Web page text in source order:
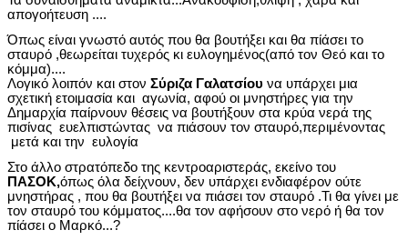
απογοήτευση ....
Όπως είναι γνωστό αυτός που θα βουτήξει και θα πίάσει το
σταυρό ,θεωρείται τυχερός κι ευλογημένος(από τον Θεό και το
κόμμα)....
Λογικό λοιπόν και στον Σύριζα Γαλατσίου να υπάρχει μια
σχετική ετοιμασία και αγωνία, αφού οι μνηστήρες για την
Δημαρχία παίρνουν θέσεις να βουτήξουν στα κρύα νερά της
πισίνας ευελπιστώντας να πιάσουν τον σταυρό,περιμένοντας
μετά και την ευλογία
Στο άλλο στρατόπεδο της κεντροαριστεράς, εκείνο του
ΠΑΣΟΚ,όπως όλα δείχνουν, δεν υπάρχει ενδιαφέρον ούτε
μνηστήρας , που θα βουτήξει να πιάσει τον σταυρό .Τι θα γίνει με
τον σταυρό του κόμματος....θα τον αφήσουν στο νερό ή θα τον
πίάσει ο Μαρκό...?